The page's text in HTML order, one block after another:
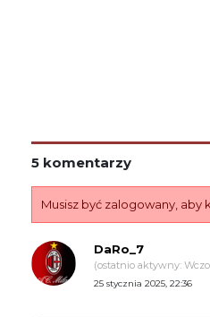
5 komentarzy
Musisz być zalogowany, aby
DaRo_7
(ostatnio aktywny:
25 stycznia 2025, 22:36